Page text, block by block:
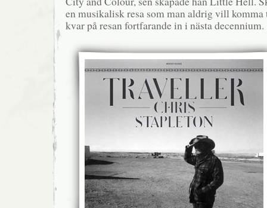
en musikalisk resa som man aldrig vill
kvar på resan fortfarande in i nästa decennium.